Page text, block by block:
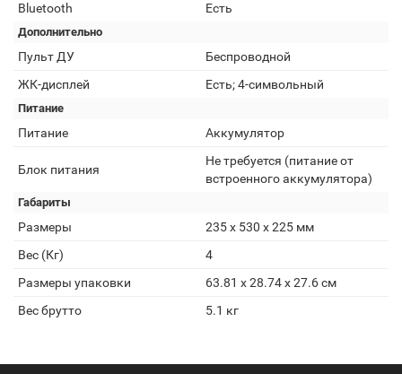
Bluetooth
Есть
Дополнительно
Пульт ДУ
Беспроводной
ЖК-дисплей
Есть; 4-символьный
Питание
Питание Аккумулятор
Блок питания
Не требуется (питание от
встроенного аккумулятора)
Габариты
Размеры
235 x 530 x 225 мм
Вес (Кг)
4
Размеры упаковки
63.81 x 28.74 x 27.6 см
Вес брутто
5.1 кг